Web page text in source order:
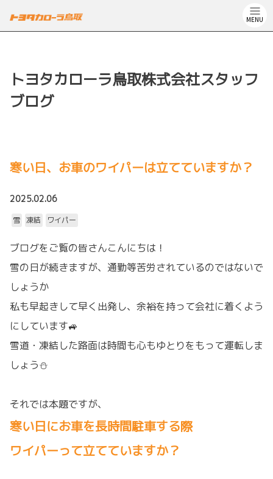
MENU
トヨタカローラ鳥取株式会社スタッフ
ブログ
寒い日、お車のワイパーは立てていますか？
2025.02.06
雪 凍結 ワイパー
ブログをご覧の皆さんこんにちは！
雪の日が続きますが、通勤等苦労されているのではないで
しょうか
私も早起きして早く出発し、余裕を持って会社に着くよう
にしています🚙
雪道・凍結した路面は時間も心もゆとりをもって運転しま
しょう⛄
それでは本題ですが、
寒い日にお車を長時間駐車する際
ワイパーって立てていますか？